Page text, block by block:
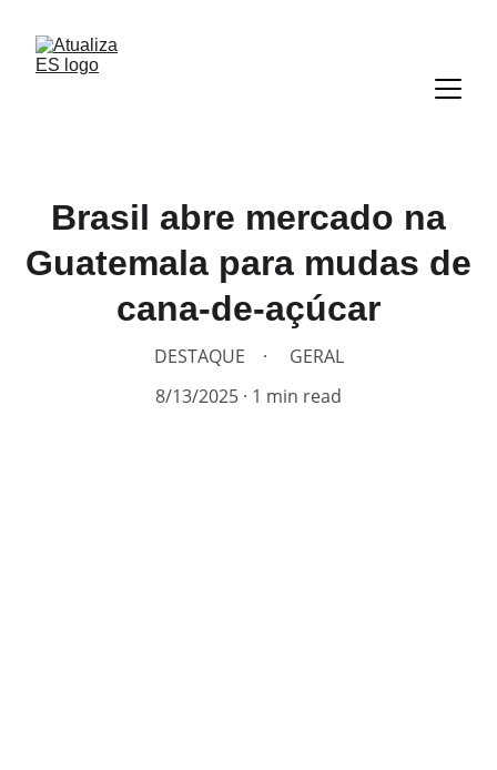
Brasil abre mercado na
Guatemala para mudas de
cana-de-açúcar
DESTAQUE
GERAL
8/13/2025 1 min read